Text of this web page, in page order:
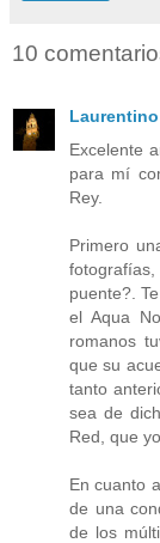
10
Laurentino
Excelente
para mí
Rey.
Primero
puente?.
el Aqua
romanos
que su
tanto
sea de
Red, que
En cuanto
de una
de los